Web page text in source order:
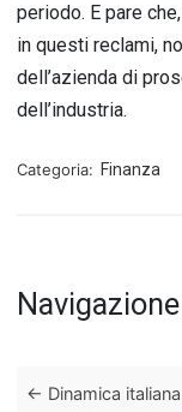
periodo. E pare
in questi reclami,
dell’azienda di
dell’industria.
Categoria: Finanza
Navigazione
← Dinamica